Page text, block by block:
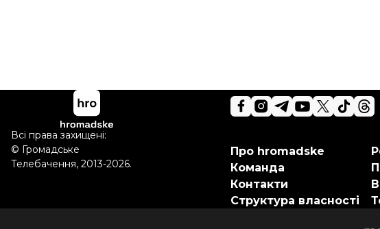
Про hromadske
Команда
Контакти
Структура власності
Всі права захищені:
© Громадське
Телебачення, 2013-2026.